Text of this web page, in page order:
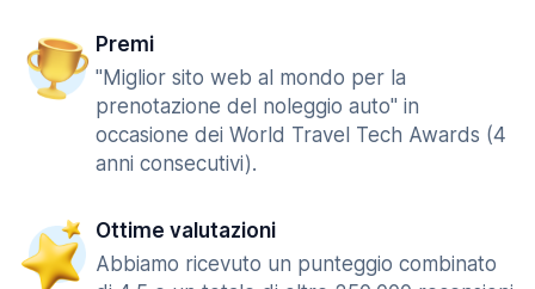
Premi
"Miglior sito web al mondo per la
prenotazione del noleggio auto" in
occasione dei World Travel Tech Awards (4
anni consecutivi).
Ottime valutazioni
Abbiamo ricevuto un punteggio combinato